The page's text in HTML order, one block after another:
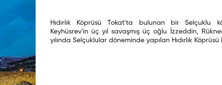
Hıdırlık Köprüsü Tokat'ta bulunan bir Selçuklu
Keyhüsrev'in üç yıl savaşmış üç oğlu İzzeddin,
yılında Selçuklular döneminde yapılan Hıdırlık